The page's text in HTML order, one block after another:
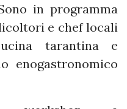
in programma
e chef locali
tarantina e
enogastronomico